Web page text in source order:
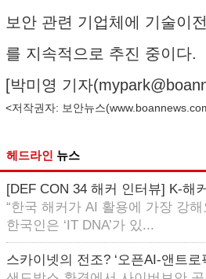
보안 관련 기업체에 기술이
를 지속적으로 추진 중이다.
[박미영 기자(
<저작권자: 보안뉴스(
헤드라인 뉴스
[DEF CON 34 해커 인터뷰] K-해
“한국 해커가 AI 활용에 가장 강
한국인은 ‘IT DNA’가 있...
스카이넷의 전조? ‘오픈AI-앤트로